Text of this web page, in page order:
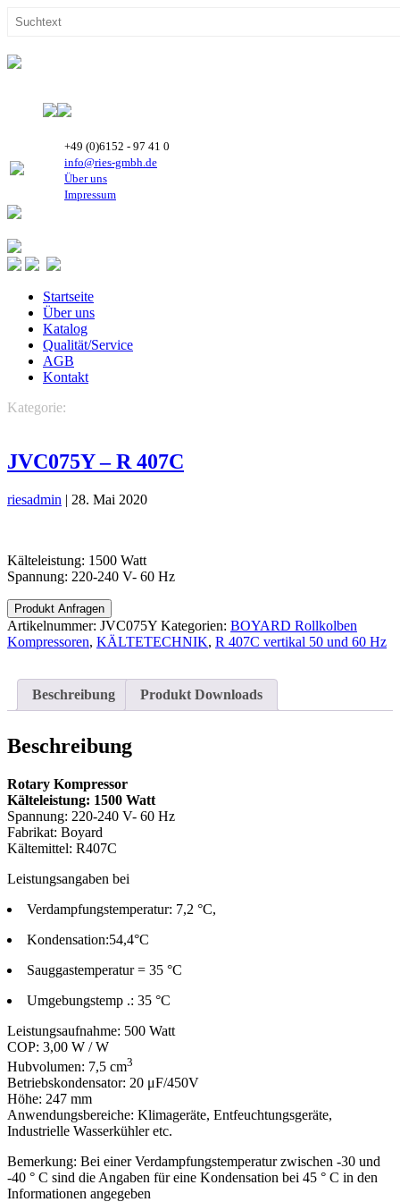
+49 (0)6152 - 97 41 0
info@ries-gmbh.de
Über uns
Impressum
Startseite
Über uns
Katalog
Qualität/Service
AGB
Kontakt
Kategorie:
JVC075Y – R 407C
riesadmin | 28. Mai 2020
Kälteleistung: 1500 Watt
Spannung: 220-240 V- 60 Hz
Produkt Anfragen
Artikelnummer: JVC075Y Kategorien: BOYARD Rollkolben
Kompressoren, KÄLTETECHNIK, R 407C vertikal 50 und 60 Hz
Beschreibung Produkt Downloads
Beschreibung
Rotary Kompressor
Kälteleistung: 1500 Watt
Spannung: 220-240 V- 60 Hz
Fabrikat: Boyard
Kältemittel: R407C
Leistungsangaben bei
Verdampfungstemperatur: 7,2 °C,
Kondensation:54,4°C
Sauggastemperatur = 35 °C
Umgebungstemp .: 35 °C
Leistungsaufnahme: 500 Watt
COP: 3,00 W / W
Hubvolumen: 7,5 cm3
Betriebskondensator: 20 μF/450V
Höhe: 247 mm
Anwendungsbereiche: Klimageräte, Entfeuchtungsgeräte,
Industrielle Wasserkühler etc.
Bemerkung: Bei einer Verdampfungstemperatur zwischen -30 und
-40 ° C sind die Angaben für eine Kondensation bei 45 ° C in den
Informationen angegeben